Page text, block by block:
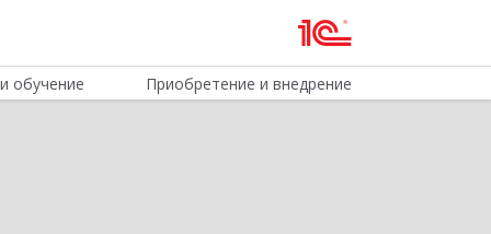
обучение Приобретение и внедрение